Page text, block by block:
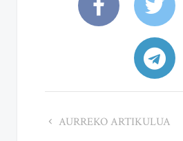
AURREKO ARTIKULUA